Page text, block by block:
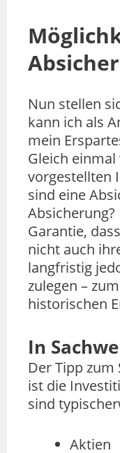
Nun stellen
kann ich als
mein
Gleich
vorgestellten
sind eine
Garantie,
nicht auch
langfristig
zulegen –
historischen
In
Der Tipp zum
ist die
sind
Aktien